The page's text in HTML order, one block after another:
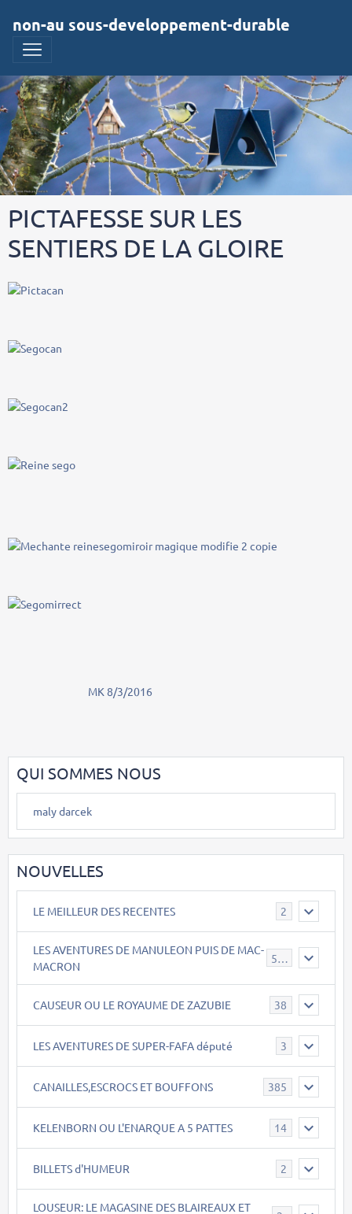
non-au sous-developpement-durable
PICTAFESSE SUR LES
SENTIERS DE LA GLOIRE
MK 8/3/2016
QUI SOMMES NOUS
maly darcek
NOUVELLES
LE MEILLEUR DES RECENTES 2
LES AVENTURES DE MANULEON PUIS DE MAC-
MACRON
543
CAUSEUR OU LE ROYAUME DE ZAZUBIE 38
LES AVENTURES DE SUPER-FAFA député 3
CANAILLES,ESCROCS ET BOUFFONS 385
KELENBORN OU L'ENARQUE A 5 PATTES 14
BILLETS d'HUMEUR 2
LOUSEUR: LE MAGASINE DES BLAIREAUX ET